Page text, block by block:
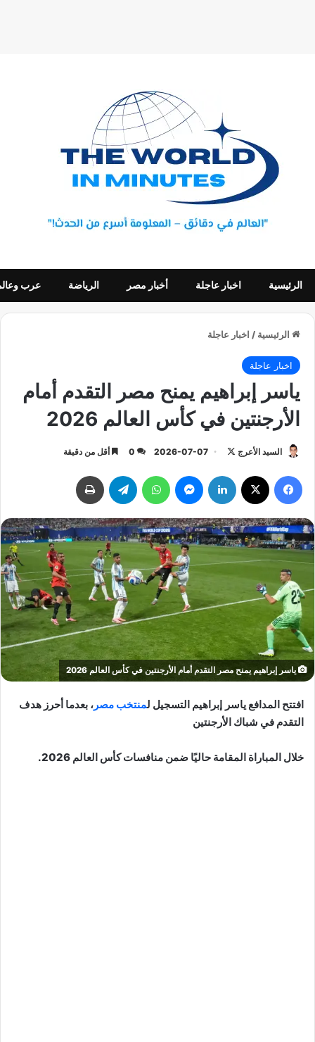
الرئيسية اخبار عاجلة أخبار مصر الرياضة عرب
الرئيسية / اخبار عاجلة
اخبار عاجلة
ياسر إبراهيم يمنح مصر التقدم أمام
الأرجنتين في كأس العالم 2026
السيد الأعرج
ب
ع
ع
ل
2026-07-07
0 أقل من دقيقة
ياسر إبراهيم يمنح مصر التقدم أمام الأرجنتين في كأس العالم 2026
افتتح المدافع ياسر إبراهيم التسجيل لمنتخب مصر ، بعدما أحرز هدف
التقدم في شباك الأرجنتين
خلال المباراة المقامة حاليًا ضمن منافسات كأس العالم 2026.